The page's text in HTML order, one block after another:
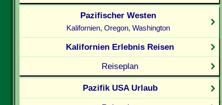
Pazifischer Westen
Kalifornien, Oregon, Washington
Kalifornien Erlebnis Reisen
Reiseplan
Pazifik USA Urlaub